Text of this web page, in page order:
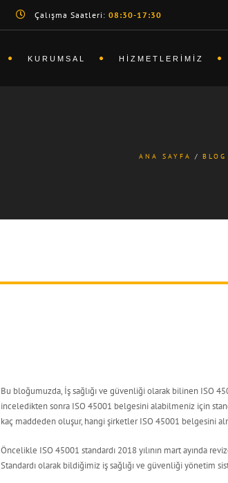
Çalışma Saatleri: 08:30-17:30
KURUMSAL HIZMETLERIMIZ
ANA SAYFA BLOG
Bu bloğumuzda, İş sağlığı ve güvenliği olarak bilinen ISO
inceledikten sonra ISO 45001 belgesini alabilmeniz için
kaç maddeden oluşur, hangi şirketler ISO 45001 belgesini
Öncelikle ISO 45001 standardı 2018 yılının mart ayında
Standardı olarak bildiğimiz iş sağlığı ve güvenliği yönetim